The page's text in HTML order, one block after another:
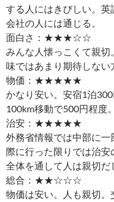
する人にはきびしい。
会社の人には通じる。
面白さ：★★★☆☆
みんな人懐っこくて親
味ではあまり期待しない
物価：★★★★★
かなり安い。安宿1泊
100km移動で500円程度。
治安：★★★★★
外務省情報では中部に
際に行った限りでは治安
全体を通して人は親切だ
総合：★★☆☆☆
物価は安い。人も親切